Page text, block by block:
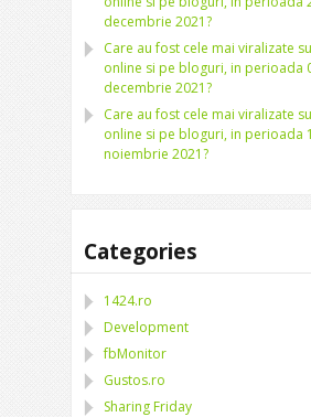
decembrie 2021?
Care au fost cele mai viralizate
online si pe bloguri, in perioada
decembrie 2021?
Care au fost cele mai viralizate
online si pe bloguri, in perioada
noiembrie 2021?
Categories
1424.ro
Development
fbMonitor
Gustos.ro
Sharing Friday